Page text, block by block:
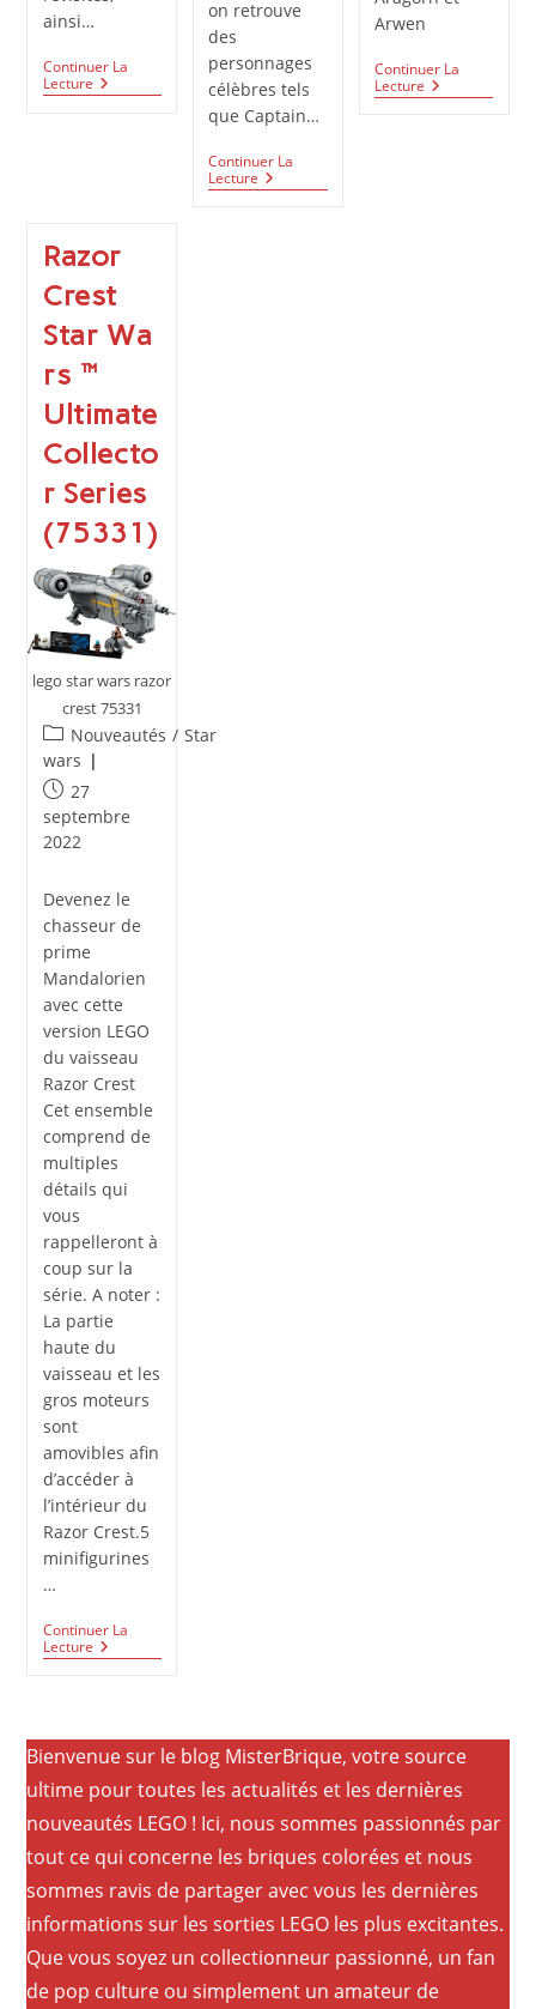
ainsi…
Continuer La
LectureLe
Nouveau
Le
Ultime
Les
Fans
De
Saga
on retrouve
des
personnages
célèbres tels
que Captain…
Continuer La
Lecture Les
Nouveaux
Arwen
Continuer La
Lecture Nouveaux
Personnages
Razor
Crest
Star Wa
rs™
Ultimate
Collecto
r Series
(75331)
lego star wars razor
crest 75331
Post
category:
Nouveautés / Star
wars
Publication
publiée :
27
septembre
2022
Devenez le
chasseur de
prime
Mandalorien
avec cette
version LEGO
du vaisseau
Razor Crest
Cet ensemble
comprend de
multiples
détails qui
vous
rappelleront à
coup sur la
série. A noter :
La partie
haute du
vaisseau et les
gros moteurs
sont
amovibles afin
d’accéder à
l’intérieur du
Razor Crest.5
minifigurines
…
Continuer La
LectureRazor
Crest
Series
(75331)
Bienvenue sur le blog MisterBrique, votre source
ultime pour toutes les actualités et les dernières
nouveautés LEGO ! Ici, nous sommes passionnés par
tout ce qui concerne les briques colorées et nous
sommes ravis de partager avec vous les dernières
informations sur les sorties LEGO les plus excitantes.
Que vous soyez un collectionneur passionné, un fan
de pop culture ou simplement un amateur de